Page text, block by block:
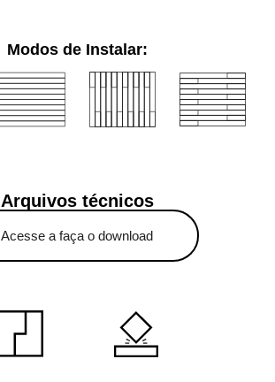
Modos de Instalar:
Arquivos técnicos
Acesse a faça o download